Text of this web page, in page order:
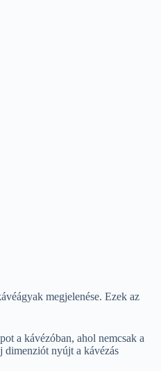
megjelenése. Ezek az
a kávézóban, ahol nemcsak a
dimenziót nyújt a kávézás